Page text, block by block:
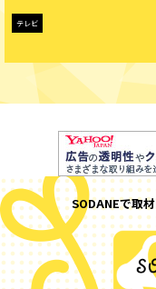
テレビ
SODANEで取